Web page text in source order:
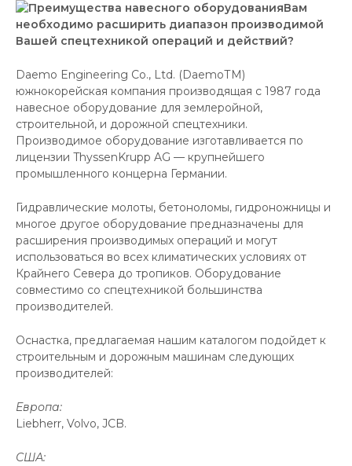
Вам
необходимо расширить диапазон производимой
Вашей спецтехникой операций и действий?
Daemo Engineering Co., Ltd. (DaemoТМ)
южнокорейская компания производящая с 1987 года
навесное оборудование для землеройной,
строительной, и дорожной спецтехники.
Производимое оборудование изготавливается по
лицензии ThyssenKrupp AG — крупнейшего
промышленного концерна Германии.
Гидравлические молоты, бетоноломы, гидроножницы и
многое другое оборудование предназначены для
расширения производимых операций и могут
использоваться во всех климатических условиях от
Крайнего Севера до тропиков. Оборудование
совместимо со спецтехникой большинства
производителей.
Оснастка, предлагаемая нашим каталогом подойдет к
строительным и дорожным машинам следующих
производителей:
Европа:
Liebherr, Volvo, JCB.
США: